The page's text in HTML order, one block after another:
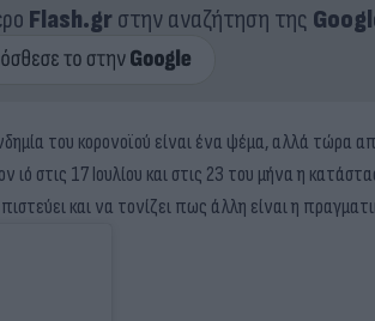
Flash.grστην αναζήτηση της
του κορονοϊού είναι ένα ψέμα, αλλά τώρα
στις 17 Ιουλίου και στις 23 του μήνα η
και να τονίζει πως άλλη είναι η